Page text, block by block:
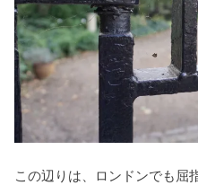
この辺りは、ロンドンでも屈